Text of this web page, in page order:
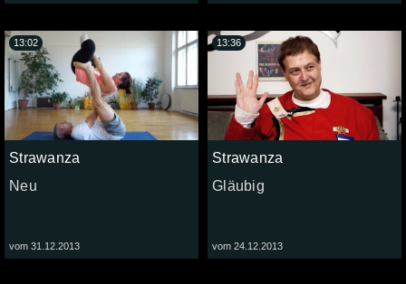
Strawanza
Neu
vom 31.12.2013
13:02
Strawanza
Gläubig
vom 24.12.2013
13:36